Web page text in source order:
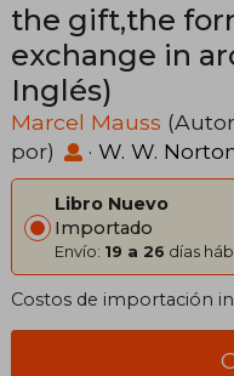
the gift,the
exchange in
Inglés)
Marcel Mauss
por)
· W. W.
Libro Nuevo
Importado
Envío: 19 a 26 días háb.
Costos de importación